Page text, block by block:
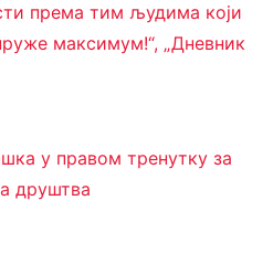
према тим људима који
максимум!“, „Дневник
у правом тренутку за
друштва